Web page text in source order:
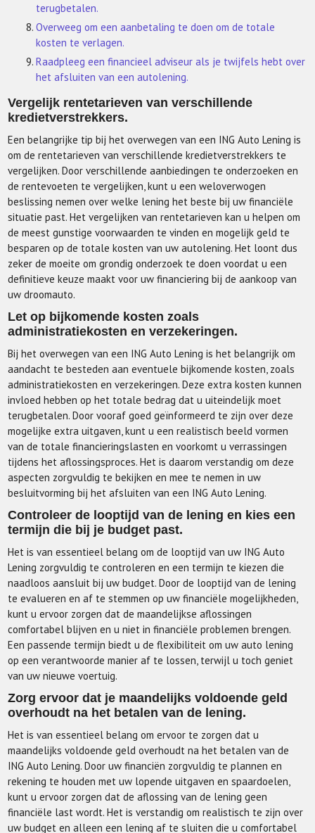
terugbetalen.
Overweeg om een aanbetaling te doen om de totale
kosten te verlagen.
Raadpleeg een financieel adviseur als je twijfels hebt over
het afsluiten van een autolening.
Vergelijk rentetarieven van verschillende
kredietverstrekkers.
Een belangrijke tip bij het overwegen van een ING Auto Lening is
om de rentetarieven van verschillende kredietverstrekkers te
vergelijken. Door verschillende aanbiedingen te onderzoeken en
de rentevoeten te vergelijken, kunt u een weloverwogen
beslissing nemen over welke lening het beste bij uw financiële
situatie past. Het vergelijken van rentetarieven kan u helpen om
de meest gunstige voorwaarden te vinden en mogelijk geld te
besparen op de totale kosten van uw autolening. Het loont dus
zeker de moeite om grondig onderzoek te doen voordat u een
definitieve keuze maakt voor uw financiering bij de aankoop van
uw droomauto.
Let op bijkomende kosten zoals
administratiekosten en verzekeringen.
Bij het overwegen van een ING Auto Lening is het belangrijk om
aandacht te besteden aan eventuele bijkomende kosten, zoals
administratiekosten en verzekeringen. Deze extra kosten kunnen
invloed hebben op het totale bedrag dat u uiteindelijk moet
terugbetalen. Door vooraf goed geïnformeerd te zijn over deze
mogelijke extra uitgaven, kunt u een realistisch beeld vormen
van de totale financieringslasten en voorkomt u verrassingen
tijdens het aflossingsproces. Het is daarom verstandig om deze
aspecten zorgvuldig te bekijken en mee te nemen in uw
besluitvorming bij het afsluiten van een ING Auto Lening.
Controleer de looptijd van de lening en kies een
termijn die bij je budget past.
Het is van essentieel belang om de looptijd van uw ING Auto
Lening zorgvuldig te controleren en een termijn te kiezen die
naadloos aansluit bij uw budget. Door de looptijd van de lening
te evalueren en af te stemmen op uw financiële mogelijkheden,
kunt u ervoor zorgen dat de maandelijkse aflossingen
comfortabel blijven en u niet in financiële problemen brengen.
Een passende termijn biedt u de flexibiliteit om uw auto lening
op een verantwoorde manier af te lossen, terwijl u toch geniet
van uw nieuwe voertuig.
Zorg ervoor dat je maandelijks voldoende geld
overhoudt na het betalen van de lening.
Het is van essentieel belang om ervoor te zorgen dat u
maandelijks voldoende geld overhoudt na het betalen van de
ING Auto Lening. Door uw financiën zorgvuldig te plannen en
rekening te houden met uw lopende uitgaven en spaardoelen,
kunt u ervoor zorgen dat de aflossing van de lening geen
financiële last wordt. Het is verstandig om realistisch te zijn over
uw budget en alleen een lening af te sluiten die u comfortabel